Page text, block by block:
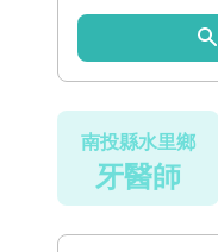
南投縣水里鄉
牙醫師